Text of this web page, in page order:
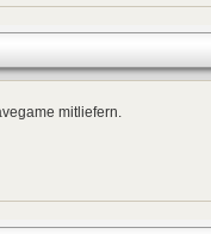
mitliefern.